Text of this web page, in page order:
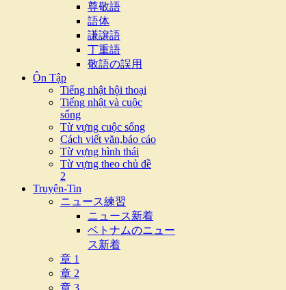
尊敬語
語体
謙譲語
丁重語
敬語の誤用
Ôn Tập
Tiếng nhật hội thoại
Tiếng nhật và cuộc
sống
Từ vựng cuộc sống
Cách viết văn,báo cáo
Từ vựng hình thái
Từ vựng theo chủ đề
2
Truyện-Tin
ニュース練習
ニュース新着
ベトナムのニュー
ス新着
章 1
章 2
章 3